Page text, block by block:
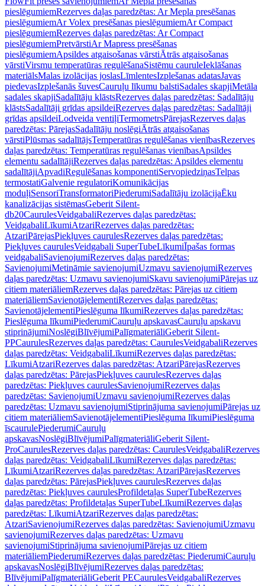
pieslēgumiemRezerves daļas paredzētas: Ar Mepla presēšanas
pieslēgumiemAr Volex presēšanas pieslēgumiemAr Compact
pieslēgumiemRezerves daļas paredzētas: Ar Compact
pieslēgumiemPretvārstiAr Mapress presēšanas
pieslēgumiemApsildes atgaisošanas vārstiĀtrās atgaisošanas
vārstiVirsmu temperatūras regulēšanaSistēmu cauruleIeklāšanas
materiālsMalas izolācijas joslasLīmlentesIzplešanas adatasJavas
piedevasIzplešanās šuvesCauruļu līkumu balstiSadales skapjiMetāla
sadales skapjiSadalītāju klāstsRezerves daļas paredzētas: Sadalītāju
klāstsSadalītāji grīdas apsildeiRezerves daļas paredzētas: Sadalītāji
grīdas apsildeiLodveida ventiļiTermometrsPārejasRezerves daļas
paredzētas: PārejasSadalītāju noslēgiĀtrās atgaisošanas
vārstiPlūsmas sadalītājsTemperatūras regulēšanas vienībasRezerves
daļas paredzētas: Temperatūras regulēšanas vienībasApsildes
elementu sadalītājiRezerves daļas paredzētas: Apsildes elementu
sadalītājiApvadiRegulēšanas komponentiServopiedziņasTelpas
termostatiGalvenie regulatoriKomunikācijas
moduļiSensoriTransformatoriPiederumiSadalītāju izolācijaĒku
kanalizācijas sistēmasGeberit Silent-
db20CaurulesVeidgabaliRezerves daļas paredzētas:
VeidgabaliLīkumiAtzariRezerves daļas paredzētas:
AtzariPārejasPiekļuves caurulesRezerves daļas paredzētas:
Piekļuves caurulesVeidgabali SuperTubeLīkumiĪpašas formas
veidgabaliSavienojumiRezerves daļas paredzētas:
SavienojumiMetināmie savienojumiUzmavu savienojumiRezerves
daļas paredzētas: Uzmavu savienojumiSkavu savienojumiPārejas uz
citiem materiāliemRezerves daļas paredzētas: Pārejas uz citiem
materiāliemSavienotājelementiRezerves daļas paredzētas:
SavienotājelementiPieslēguma līkumiRezerves daļas paredzētas:
Pieslēguma līkumiPiederumiCauruļu apskavasCauruļu apskavu
stiprinājumiNoslēgiBlīvējumiPalīgmateriāliGeberit Silent-
PPCaurulesRezerves daļas paredzētas: CaurulesVeidgabaliRezerves
daļas paredzētas: VeidgabaliLīkumiRezerves daļas paredzētas:
LīkumiAtzariRezerves daļas paredzētas: AtzariPārejasRezerves
daļas paredzētas: PārejasPiekļuves caurulesRezerves daļas
paredzētas: Piekļuves caurulesSavienojumiRezerves daļas
paredzētas: SavienojumiUzmavu savienojumiRezerves daļas
paredzētas: Uzmavu savienojumiStiprinājuma savienojumiPārejas uz
citiem materiāliemSavienotājelementiPieslēguma līkumiPieslēguma
īscaurulePiederumiCauruļu
apskavasNoslēgiBlīvējumiPalīgmateriāliGeberit Silent-
ProCaurulesRezerves daļas paredzētas: CaurulesVeidgabaliRezerves
daļas paredzētas: VeidgabaliLīkumiRezerves daļas paredzētas:
LīkumiAtzariRezerves daļas paredzētas: AtzariPārejasRezerves
daļas paredzētas: PārejasPiekļuves caurulesRezerves daļas
paredzētas: Piekļuves caurulesProfildetaļas SuperTubeRezerves
daļas paredzētas: Profildetaļas SuperTubeLīkumiRezerves daļas
paredzētas: LīkumiAtzariRezerves daļas paredzētas:
AtzariSavienojumiRezerves daļas paredzētas: SavienojumiUzmavu
savienojumiRezerves daļas paredzētas: Uzmavu
savienojumiStiprinājuma savienojumiPārejas uz citiem
materiāliemPiederumiRezerves daļas paredzētas: PiederumiCauruļu
apskavasNoslēgiBlīvējumiRezerves daļas paredzētas:
BlīvējumiPalīgmateriāliGeberit PECaurulesVeidgabaliRezerves